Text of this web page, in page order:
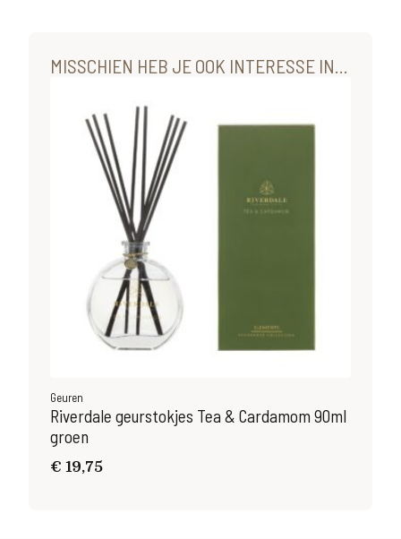
MISSCHIEN HEB JE OOK INTERESSE IN...
Geuren
Riverdale geurstokjes Tea & Cardamom 90ml
groen
€ 19,75